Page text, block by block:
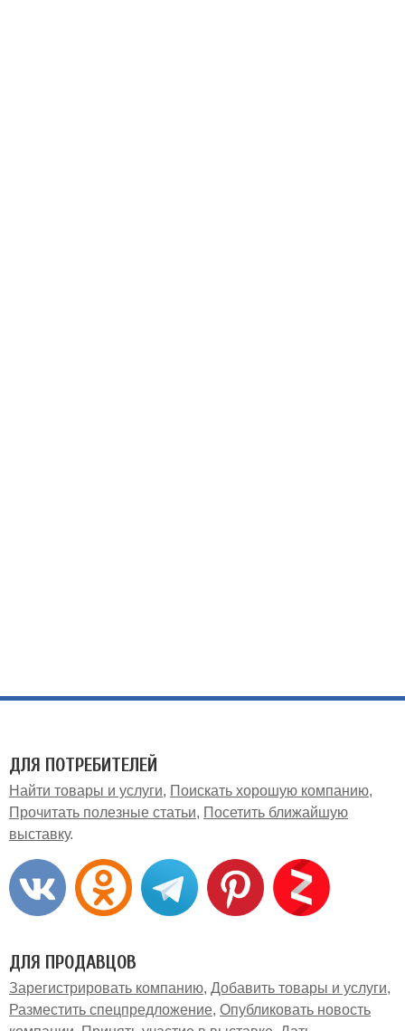
ДЛЯ ПОТРЕБИТЕЛЕЙ
Найти товары и услуги
Поискать хорошую компанию
Прочитать полезные статьи
Посетить ближайшую
выставку
ДЛЯ ПРОДАВЦОВ
Зарегистрировать компанию Добавить товары и услуги
Разместить спецпредложение Опубликовать новость